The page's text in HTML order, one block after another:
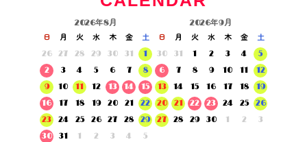
2026年8月
日 月 火 水 木 金
土
26
27 28 29 30 31
1
2
3 4 5 6 7
8
9
10 11 12 13 14
15
16
17 18 19 20 21
22
23
24 25 26 27 28
29
30
31 1 2 3 4 5
2026年9月
日 月 火 水 木 金
土
30
31 1 2 3 4
5
6
7 8 9 10 11
12
13
14 15 16 17 18
19
20
21 22 23 24 25
26
27
28 29 30 1 2 3